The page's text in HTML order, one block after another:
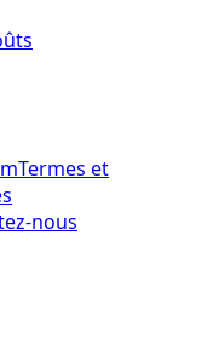
Termes et
nous